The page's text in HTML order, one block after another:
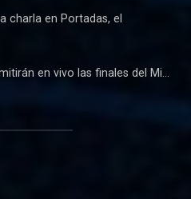
charla en Portadas, el
en vivo las finales del Mi...